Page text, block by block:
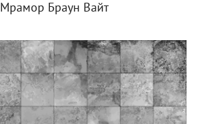
Мрамор Браун Вайт